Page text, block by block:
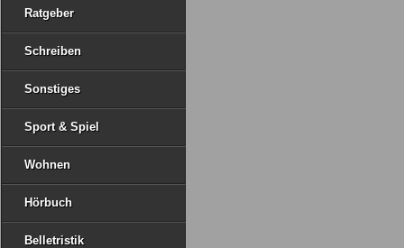
Ratgeber
Schreiben
Sonstiges
Sport & Spiel
Wohnen
Hörbuch
Belletristik